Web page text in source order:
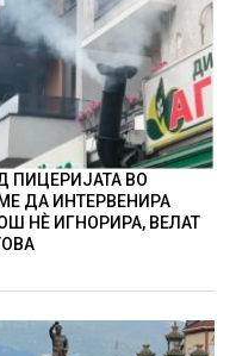
ПИЦЕРИЈАТА ВО
ДА ИНТЕРВЕНИРА
НÈ ИГНОРИРА, ВЕЛАТ